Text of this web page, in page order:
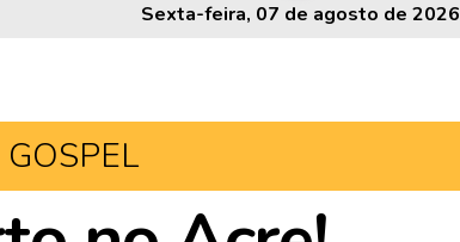
Sexta-feira, 07 de agosto de 2026
GOSPEL